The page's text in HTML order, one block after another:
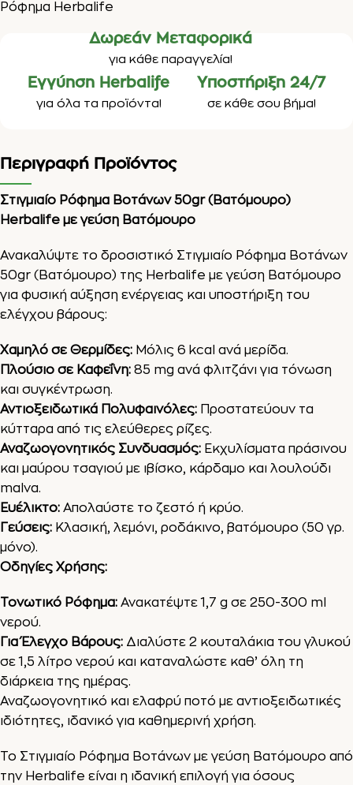
Ρόφημα Herbalife
Δωρεάν Μεταφορικά
για κάθε παραγγελία!
Εγγύηση Herbalife
για όλα τα προϊόντα!
Υποστήριξη 24/7
σε κάθε σου βήμα!
Περιγραφή Προϊόντος
Στιγμιαίο Ρόφημα Βοτάνων 50gr (Βατόμουρο)
Herbalife με γεύση Βατόμουρο
Ανακαλύψτε το δροσιστικό Στιγμιαίο Ρόφημα Βοτάνων
50gr (Βατόμουρο) της Herbalife με γεύση Βατόμουρο
για φυσική αύξηση ενέργειας και υποστήριξη του
ελέγχου βάρους:
Χαμηλό σε Θερμίδες: Μόλις 6 kcal ανά μερίδα.
Πλούσιο σε Καφεΐνη: 85 mg ανά φλιτζάνι για τόνωση
και συγκέντρωση.
Αντιοξειδωτικά Πολυφαινόλες: Προστατεύουν τα
κύτταρα από τις ελεύθερες ρίζες.
Αναζωογονητικός Συνδυασμός: Εκχυλίσματα πράσινου
και μαύρου τσαγιού με ιβίσκο, κάρδαμο και λουλούδι
malva.
Ευέλικτο: Απολαύστε το ζεστό ή κρύο.
Γεύσεις: Κλασική, λεμόνι, ροδάκινο, βατόμουρο (50 γρ.
μόνο).
Οδηγίες Χρήσης:
Τονωτικό Ρόφημα: Ανακατέψτε 1,7 g σε 250-300 ml
νερού.
Για Έλεγχο Βάρους: Διαλύστε 2 κουταλάκια του γλυκού
σε 1,5 λίτρο νερού και καταναλώστε καθ’ όλη τη
διάρκεια της ημέρας.
Αναζωογονητικό και ελαφρύ ποτό με αντιοξειδωτικές
ιδιότητες, ιδανικό για καθημερινή χρήση.
Το Στιγμιαίο Ρόφημα Βοτάνων με γεύση Βατόμουρο από
την Herbalife είναι η ιδανική επιλογή για όσους